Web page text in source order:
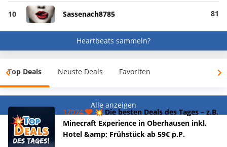
10 Sassenach8785 81
Heartbeats sammeln?
Top Deals Neuste Deals Favoriten
Alle anzeigen
17074
💥 Die besten Deals des Tages – z.B.
Minecraft Experience in Oberhausen inkl.
Hotel &amp; Frühstück ab 59€ p.P.